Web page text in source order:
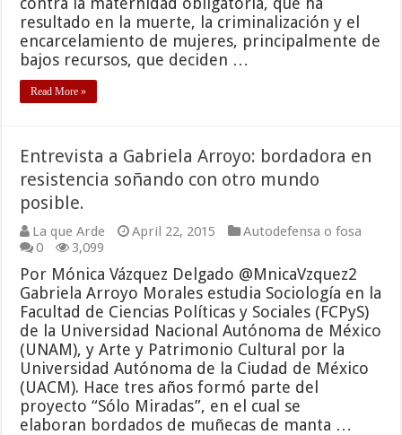
resultado en la muerte, la criminalización y el
encarcelamiento de mujeres, principalmente de
bajos recursos, que deciden …
Read More »
Entrevista a Gabriela Arroyo: bordadora en
resistencia soñando con otro mundo
posible.
La que Arde April 22, 2015
Autodefensa o fosa
0
3,099
Por Mónica Vázquez Delgado @MnicaVzquez2
Gabriela Arroyo Morales estudia Sociología en la
Facultad de Ciencias Políticas y Sociales (FCPyS)
de la Universidad Nacional Autónoma de México
(UNAM), y Arte y Patrimonio Cultural por la
Universidad Autónoma de la Ciudad de México
(UACM). Hace tres años formó parte del
proyecto “Sólo Miradas”, en el cual se
elaboran bordados de muñecas de manta …